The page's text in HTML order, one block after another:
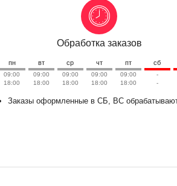
Обработка заказов
пн вт ср чт пт сб
09:00
18:00
09:00
18:00
09:00
18:00
09:00
18:00
09:00
18:00
-
-
Заказы оформленные в СБ, ВС